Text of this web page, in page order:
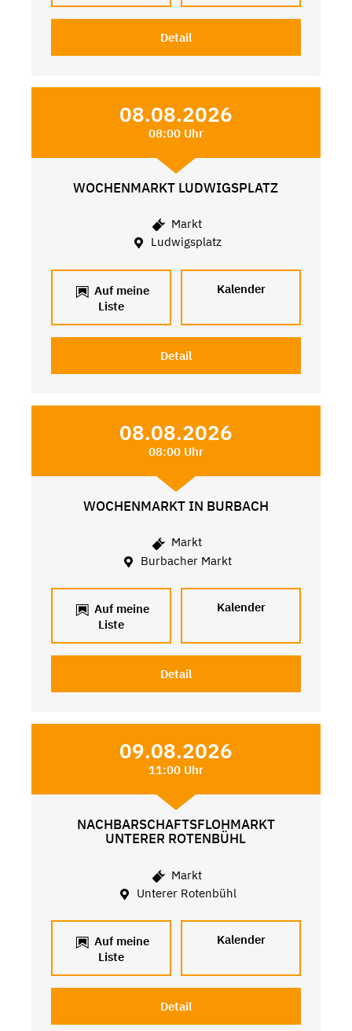
Detail
08.08.2026
08:00 Uhr
WOCHENMARKT LUDWIGSPLATZ
Markt
Ludwigsplatz
Auf meine
Liste
Kalender
Detail
08.08.2026
08:00 Uhr
WOCHENMARKT IN BURBACH
Markt
Burbacher Markt
Auf meine
Liste
Kalender
Detail
09.08.2026
11:00 Uhr
NACHBARSCHAFTSFLOHMARKT
UNTERER ROTENBÜHL
Markt
Unterer Rotenbühl
Auf meine
Liste
Kalender
Detail